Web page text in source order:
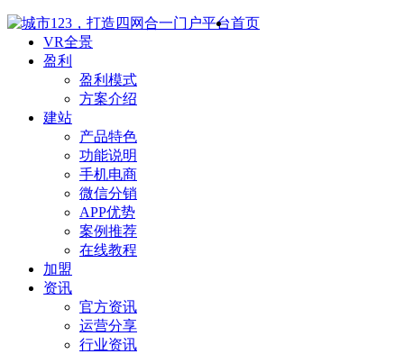
首页
VR全景
盈利
盈利模式
方案介绍
建站
产品特色
功能说明
手机电商
微信分销
APP优势
案例推荐
在线教程
加盟
资讯
官方资讯
运营分享
行业资讯